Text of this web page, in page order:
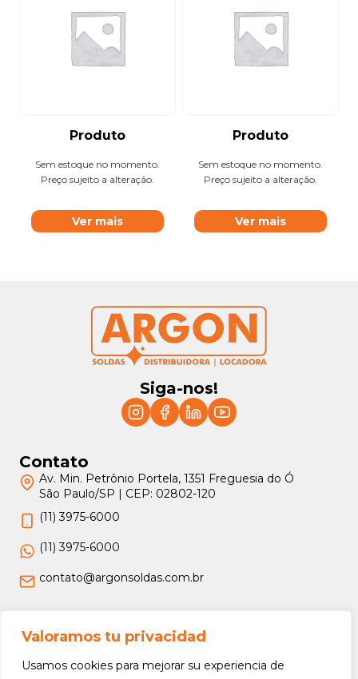
Valoramos tu privacidad
Usamos cookies para mejorar su experiencia de
Produto
Sem estoque no momento.
Preço sujeito a alteração.
Ver mais
Produto
Sem estoque no momento.
Preço sujeito a alteração.
Ver mais
Siga-nos!
Contato
Av. Min. Petrônio Portela, 1351 Freguesia do Ó
São Paulo/SP | CEP: 02802-120
(11) 3975-6000
(11) 3975-6000
contato@argonsoldas.com.br
Jurídico
Termos e Condições
Política de Privacidade